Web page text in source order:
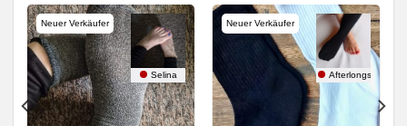
Neuer Verkäufer
Selina
Neuer Verkäufer
Afterlongshift